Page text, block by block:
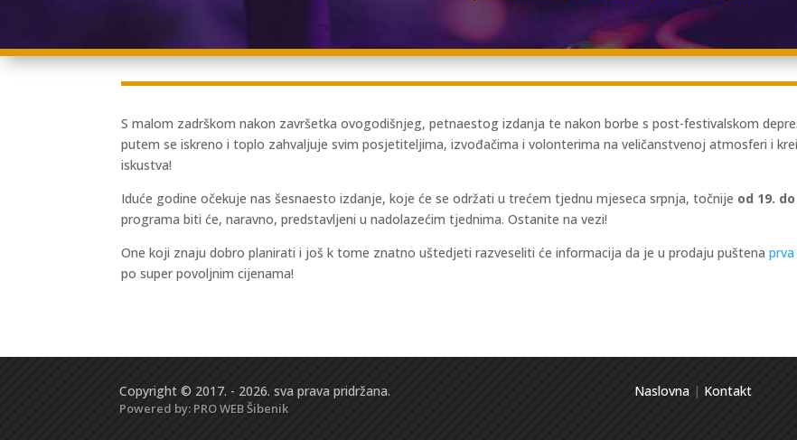
S malom zadrškom nakon završetka ovogodišnjeg, petnaestog izdanja te nakon borbe s post-festivalskom
putem se iskreno i toplo zahvaljuje svim posjetiteljima, izvođačima i volonterima na veličanstvenoj atmosferi i
iskustva!
Iduće godine očekuje nas šesnaesto izdanje, koje će se održati u trećem tjednu mjeseca srpnja, točnije od 19.
programa biti će, naravno, predstavljeni u nadolazećim tjednima. Ostanite na vezi!
One koji znaju dobro planirati i još k tome znatno uštedjeti razveseliti će informacija da je u prodaju puštena
po super povoljnim cijenama!
Copyright © 2017. - 2026. sva prava pridržana.
Powered by: PRO WEBŠibenik
Naslovna | Kontakt